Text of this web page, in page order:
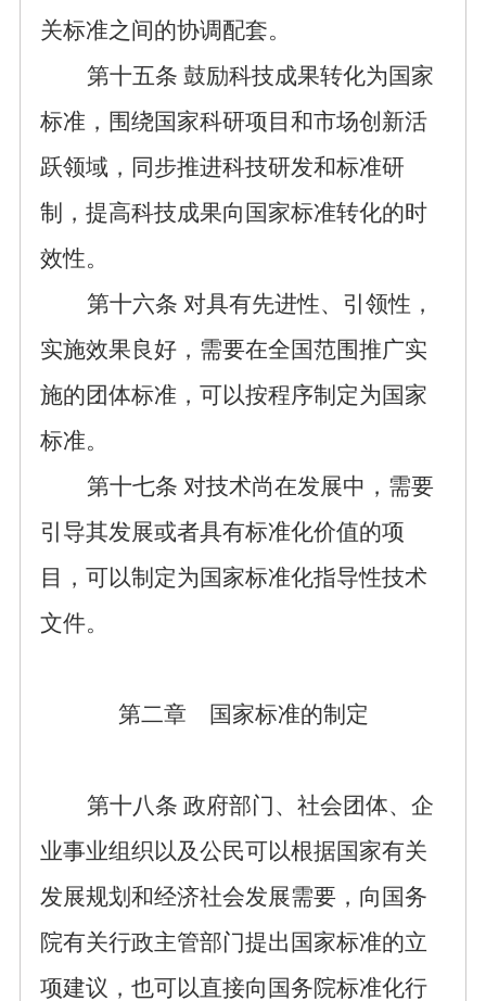
关标准之间的协调配套。
第十五条 鼓励科技成果转化为国家
标准，围绕国家科研项目和市场创新活
跃领域，同步推进科技研发和标准研
制，提高科技成果向 国家标准转化的时
效性。
第十六条 对具有先进性、引领性，
实施效果良好，需要在全国范围推广实
施的团体标准，可以按程序制定为国家
标准。
第十七条 对技术尚在发展中，需要
引导其发展或者具有标准化价值的项
目，可以制定为国家标准化指导性技术
文件。
第二章 国家标准的制定
第十八条 政府部门、 社会团体、 企
业事业组织以及公民可以根据国家有关
发展规划和经济社会发展需要，向 国务
院有关行政主管部门提出国家标准的立
项建议 ，也可以直接向 国务院标准化行